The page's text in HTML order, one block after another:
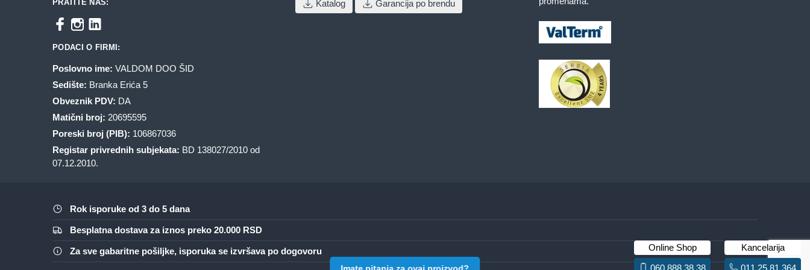
PRATITE NAS:
PODACI O FIRMI:
Poslovno ime: VALDOM DOO ŠID
Sedište: Branka Erića 5
Obveznik PDV: DA
Matični broj: 20695595
Poreski broj (PIB): 106867036
Registar privrednih subjekata: BD 138027/2010 od
07.12.2010.
Katalog Garancija po brendu
Rok isporuke od 3 do 5 dana
Besplatna dostava za iznos preko 20.000 RSD
Za sve gabaritne pošiljke, isporuka se izvršava po dogovoru
Online Shop
060 888 38 38
Kancelarija
011 25 81 364